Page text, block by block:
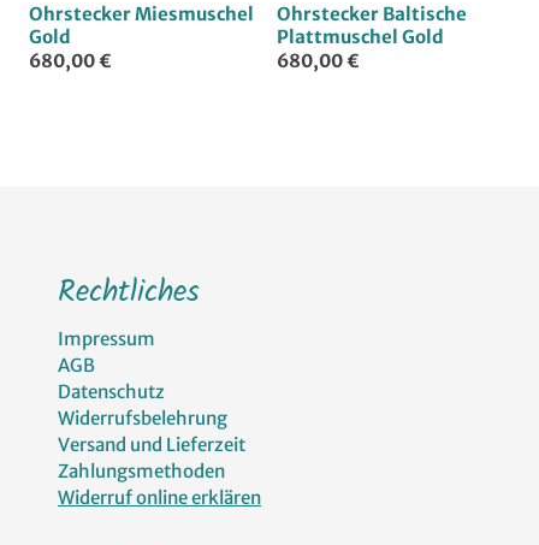
Ohrstecker Miesmuschel
Gold
680,00 €
Ohrstecker Baltische
Plattmuschel Gold
680,00 €
Rechtliches
Impressum
AGB
Datenschutz
Widerrufsbelehrung
Versand und Lieferzeit
Zahlungsmethoden
Widerruf online erklären